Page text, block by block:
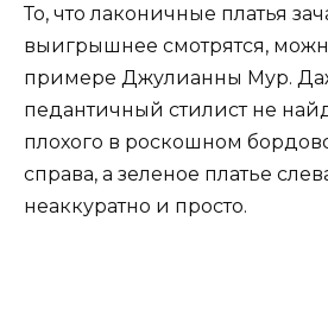
То, что лаконичные платья
выигрышнее смотрятся,
примере Джулианны Мур.
педантичный стилист не
плохого в роскошном
справа, а зеленое платье
неаккуратно и просто.